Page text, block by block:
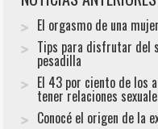
El orgasmo de una
Tips para disfrutar del
pesadilla
El 43 por ciento de los
tener relaciones
Conocé el origen de la